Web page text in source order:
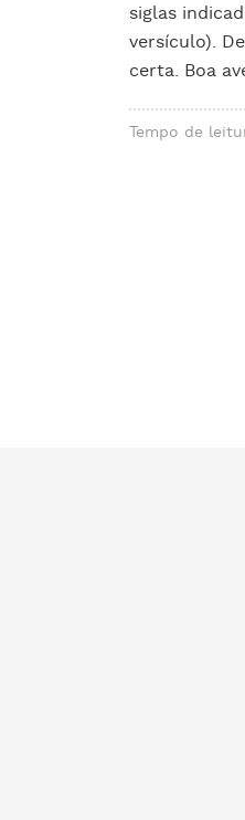
siglas
versículo).
certa. Boa
Tempo de